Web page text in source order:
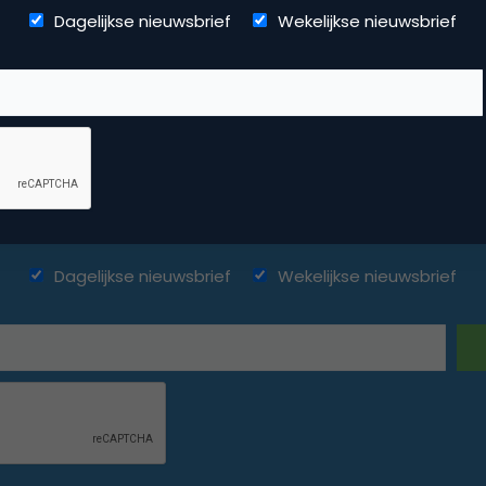
Dagelijkse nieuwsbrief Wekelijkse nieuwsbrief
Dagelijkse nieuwsbrief Wekelijkse nieuwsbrief